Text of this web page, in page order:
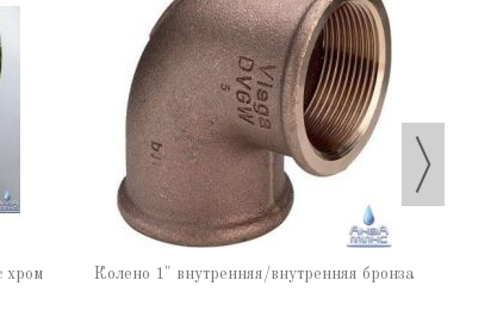
хром
Колено 1" внутренняя/внутренняя бронза